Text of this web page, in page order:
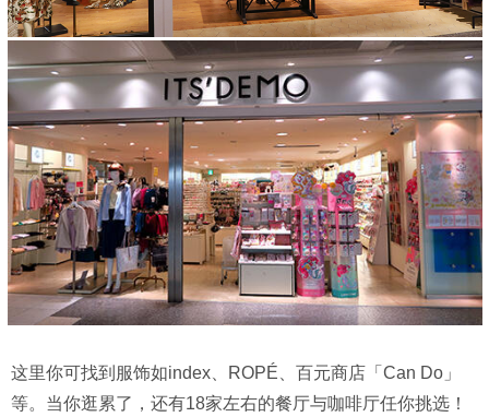
这里你可找到服饰如index、ROPÉ、百元商店「Can Do」
等。当你逛累了，还有18家左右的餐厅与咖啡厅任你挑选！